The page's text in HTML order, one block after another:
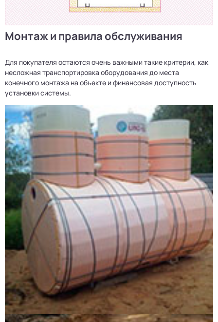
Монтаж и правила обслуживания
Для покупателя остаются очень важными такие критерии, как
несложная транспортировка оборудования до места
конечного монтажа на объекте и финансовая доступность
установки системы.